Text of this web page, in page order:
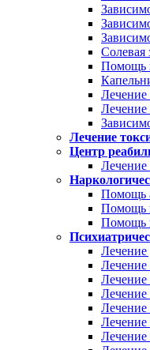
Солевая
Помощь
Лечение
Лечение
Лечение
Центр
Лечение
Помощь
Помощь
Помощь
Лечение
Лечение
Лечение
Лечение